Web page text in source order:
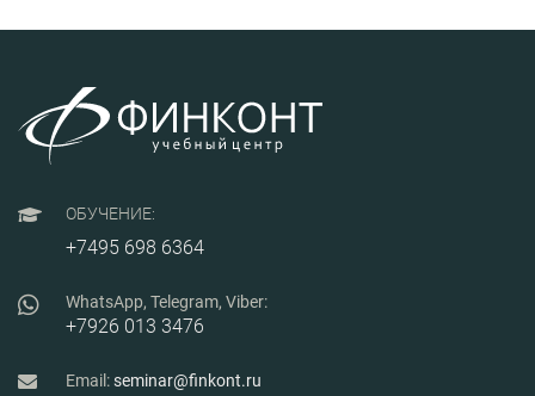
ОБУЧЕНИЕ:
+7495 698 6364
WhatsApp, Telegram, Viber:
+7926 013 3476
Email:seminar@finkont.ru